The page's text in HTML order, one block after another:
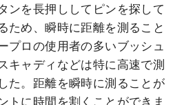
ンを長押ししてピンを探して
ため、瞬時に距離を測ること
プロの使用者の多いブッシュ
キャディなどは特に高速で測
た。距離を瞬時に測ることが
トに時間を割くことができま